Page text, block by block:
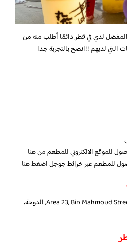
المفضل لدي في قطر دائمًا أطلب منه من
التي لديهم !!انصح بالتجربة جدا
للموقع الالكتروني للمطعممن هنا
للمطعم عبر خرائط جوجلاضغط هنا
Area 23, Bin Mahmoud Street No.231 Building 48, Unit 4, الدوحة،